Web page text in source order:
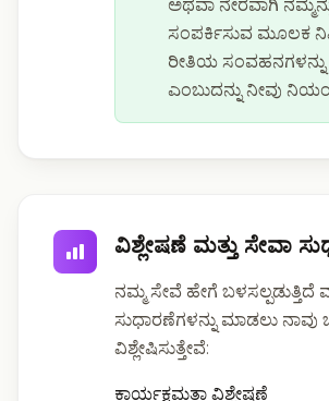
ಅಥವಾ ನೇರವಾಗಿ
ಸಂಪರ್ಕಿಸುವ ಮೂಲಕ
ರೀತಿಯ ಸಂವಹನಗಳನ್ನು
ಎಂಬುದನ್ನು ನೀವು
ವಿಶ್ಲೇಷಣೆ ಮತ್ತು ಸೇವಾ
ನಮ್ಮ ಸೇವೆ ಹೇಗೆ ಬಳಸಲ್ಪಡುತ್ತಿದೆ
ಸುಧಾರಣೆಗಳನ್ನು ಮಾಡಲು ನಾವು
ವಿಶ್ಲೇಷಿಸುತ್ತೇವೆ:
ಕಾರ್ಯಕ್ಷಮತಾ ವಿಶ್ಲೇಷಣೆ